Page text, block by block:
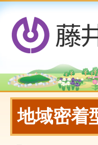
地域密着